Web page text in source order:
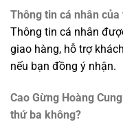
Thông tin cá nhân
Thông tin cá nhân
giao hàng, hỗ trợ
nếu bạn đồng ý nhận.
Cao Gừng Hoàng
thứ ba không?